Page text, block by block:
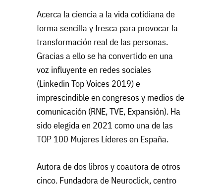
Acerca la ciencia a la vida cotidiana de
forma sencilla y fresca para provocar la
transformación real de las personas.
Gracias a ello se ha convertido en una
voz influyente en redes sociales
(Linkedin Top Voices 2019) e
imprescindible en congresos y medios de
comunicación (RNE, TVE, Expansión). Ha
sido elegida en 2021 como una de las
TOP 100 Mujeres Líderes en España.
Autora de dos libros y coautora de otros
cinco. Fundadora de Neuroclick, centro